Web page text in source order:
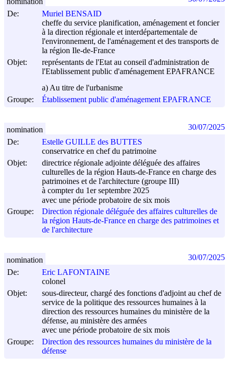
De:
Muriel BENSAID
cheffe du service planification, aménagement et foncier
à la direction régionale et interdépartementale de
l'environnement, de l'aménagement et des transports de
la région Ile-de-France
Objet:
représentants de l'Etat au conseil d'administration de
l'Etablissement public d'aménagement EPAFRANCE
a) Au titre de l'urbanisme
Groupe:
Établissement public d'aménagement EPAFRANCE
De:
Estelle GUILLE des BUTTES
conservatrice en chef du patrimoine
Objet:
directrice régionale adjointe déléguée des affaires
culturelles de la région Hauts-de-France en charge des
patrimoines et de l'architecture (groupe III)
à compter du 1er septembre 2025
avec une période probatoire de six mois
Groupe:
Direction régionale déléguée des affaires culturelles de
la région Hauts-de-France en charge des patrimoines et
de l'architecture
nomination 30/07/2025
De:
Eric LAFONTAINE
colonel
Objet:
sous-directeur, chargé des fonctions d'adjoint au chef de
service de la politique des ressources humaines à la
direction des ressources humaines du ministère de la
défense, au ministère des armées
avec une période probatoire de six mois
Groupe:
Direction des ressources humaines du ministère de la
défense
nomination 30/07/2025